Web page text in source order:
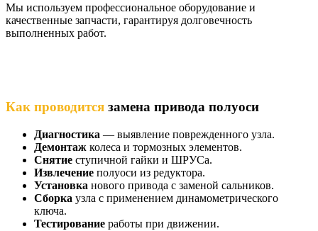
Мы используем профессиональное оборудование и
качественные запчасти, гарантируя долговечность
выполненных работ.
Как проводится замена привода полуоси
Диагностика — выявление поврежденного узла.
Демонтаж колеса и тормозных элементов.
Снятие ступичной гайки и ШРУСа.
Извлечение полуоси из редуктора.
Установка нового привода с заменой сальников.
Сборка узла с применением динамометрического
ключа.
Тестирование работы при движении.